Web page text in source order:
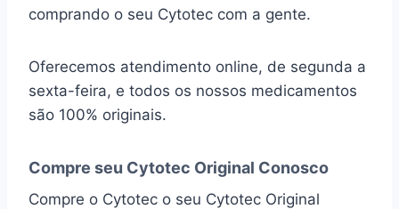
comprando o seu Cytotec com a gente.
Oferecemos atendimento online, de segunda a
sexta-feira, e todos os nossos medicamentos
são 100% originais.
Compre seu Cytotec Original Conosco
Compre o Cytotec o seu Cytotec Original